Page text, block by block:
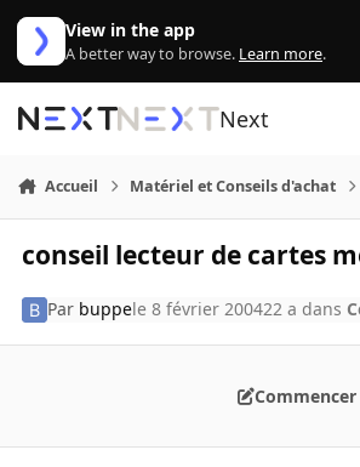
Aller au contenu
View in the app
A better way to browse. Learn more.
Next
Accueil Matériel et Conseils d'achat
conseil lecteur de cartes
Par buppele 8 février 200422 a dans